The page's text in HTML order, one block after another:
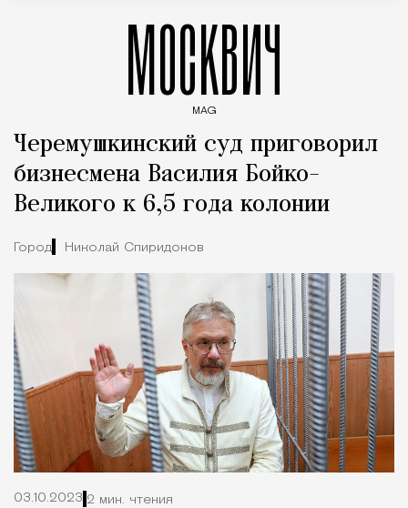
МОСКВИЧ
MAG
Черемушкинский суд приговорил
бизнесмена Василия Бойко-
Великого к 6,5 года колонии
Город Николай Спиридонов
03.10.2023 2 мин. чтения